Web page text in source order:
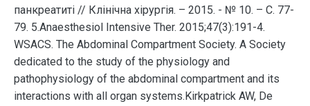
панкреатиті // Клінічна хірургія. – 2015. - № 10. – С. 77-
79. 5.Anaesthesiol Intensive Ther. 2015;47(3):191-4.
WSACS. The Abdominal Compartment Society. A Society
dedicated to the study of the physiology and
pathophysiology of the abdominal compartment and its
interactions with all organ systems.Kirkpatrick AW, De